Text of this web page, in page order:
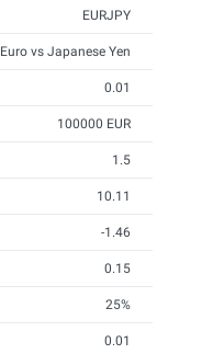
EURJPY
Euro vs Japanese Yen
0.01
100000 EUR
1.5
10.11
-1.46
0.15
25%
0.01